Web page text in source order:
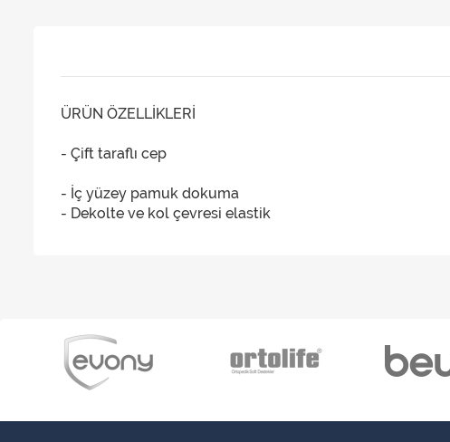
ÜRÜN ÖZELLİKLERİ
- Çift taraflı cep
- İç yüzey pamuk dokuma
- Dekolte ve kol çevresi elastik